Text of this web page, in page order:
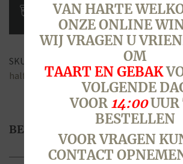
Meergranen,
aantal
SKU: Brood & Broodjes
half
pitten,zaden
BESCHRIJVING
VAN HARTE
ONZE ONLINE
WIJ VRAGEN U
OM
TAART EN GEBAK
VOLGENDE
VOOR 14:00UUR
BESTELLEN
VOOR VRAGEN
CONTACT